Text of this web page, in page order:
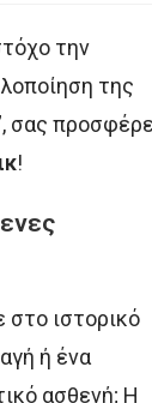
την
της
σας
!
στο ιστορικό
ή ένα
ασθενή; Η